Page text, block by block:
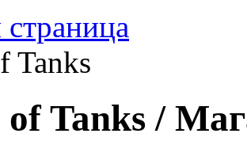
страница
Tanks
Tanks /